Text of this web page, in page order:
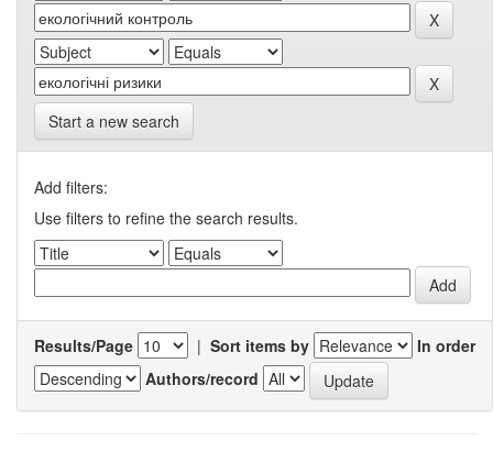
Start a new search
Add filters:
Use filters to refine the search results.
Results/Page | Sort items by
In order
Authors/record